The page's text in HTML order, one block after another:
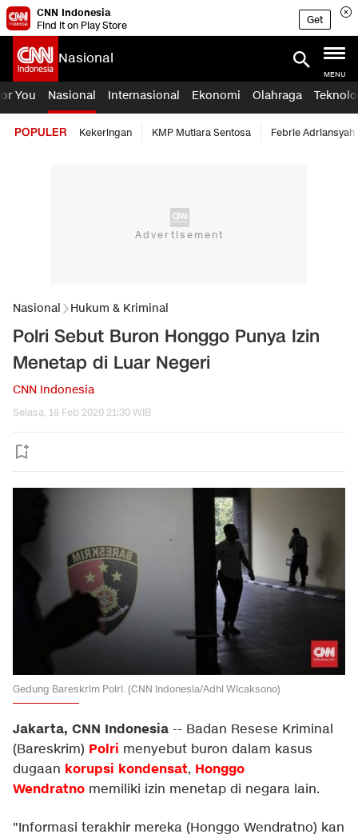
CNN Indonesia
Find it on Play Store
Get
Nasional
MENU
You Nasional Internasional Ekonomi Olahraga
POPULER Kekeringan KMP Mutiara Sentosa Febrie Adriansyah
Nasional Hukum & Kriminal
Polri Sebut Buron Honggo Punya Izin
Menetap di Luar Negeri
CNN Indonesia
Selasa, 18 Feb 2020 21:30 WIB
Gedung Bareskrim Polri. (CNN Indonesia/Adhi Wicaksono)
Jakarta, CNN Indonesia -- Badan Resese Kriminal
(Bareskrim) Polri menyebut buron dalam kasus
dugaan korupsi kondensat, Honggo
Wendratno memiliki izin menetap di negara lain.
"Informasi terakhir mereka (Honggo Wendratno) kan